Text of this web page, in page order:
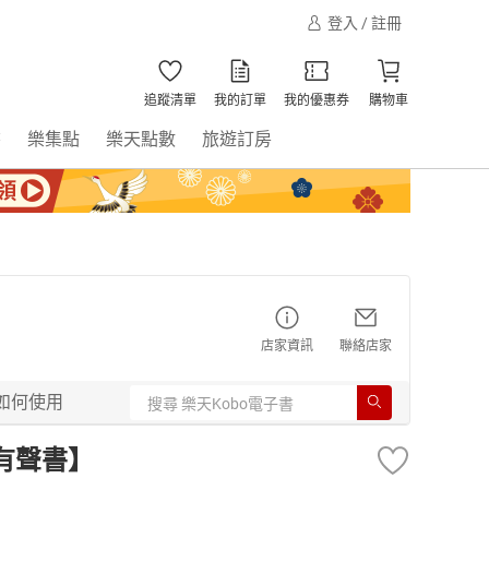
登入 / 註冊
追蹤清單 我的訂單 我的優惠券 購物車
樂集點 樂天點數 旅遊訂房
店家資訊 聯絡店家
何使用
書】